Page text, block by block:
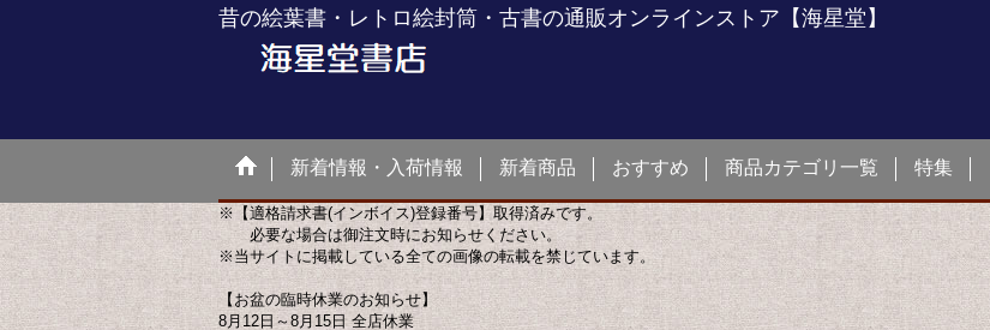
昔の絵葉書・レトロ絵封筒・古書の通販オンラインストア【海星堂】
新着情報・入荷情報 新着商品 おすすめ 商品カテゴリ一覧 特集
※【適格請求書(インボイス)登録番号】取得済みです。
必要な場合は御注文時にお知らせください。
※当サイトに掲載している全ての画像の転載を禁じています。
【お盆の臨時休業のお知らせ】
8月12日～8月15日 全店休業